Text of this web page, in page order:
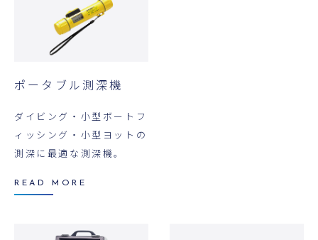
ポータブル測深機
ダイビング・小型ボートフ
ィッシング・小型ヨットの
測深に最適な測深機。
READ MORE